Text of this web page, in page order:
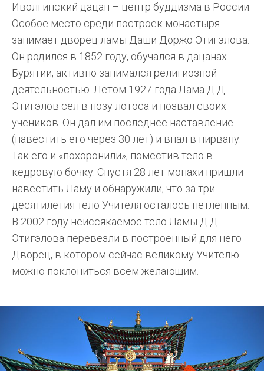
Иволгинский дацан – центр буддизма в России.
Особое место среди построек монастыря
занимает дворец ламы Даши Доржо Этигэлова.
Он родился в 1852 году, обучался в дацанах
Бурятии, активно занимался религиозной
деятельностью. Летом 1927 года Лама Д.Д.
Этигэлов сел в позу лотоса и позвал своих
учеников. Он дал им последнее наставление
(навестить его через 30 лет) и впал в нирвану.
Так его и «похоронили», поместив тело в
кедровую бочку. Спустя 28 лет монахи пришли
навестить Ламу и обнаружили, что за три
десятилетия тело Учителя осталось нетленным.
В 2002 году неиссякаемое тело Ламы Д.Д.
Этигэлова перевезли в построенный для него
Дворец, в котором сейчас великому Учителю
можно поклониться всем желающим.